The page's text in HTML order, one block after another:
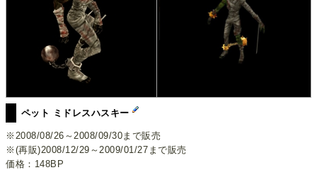
ペット ミドレスハスキー
※2008/08/26～2008/09/30まで販売
※(再販)2008/12/29～2009/01/27まで販売
価格：148BP